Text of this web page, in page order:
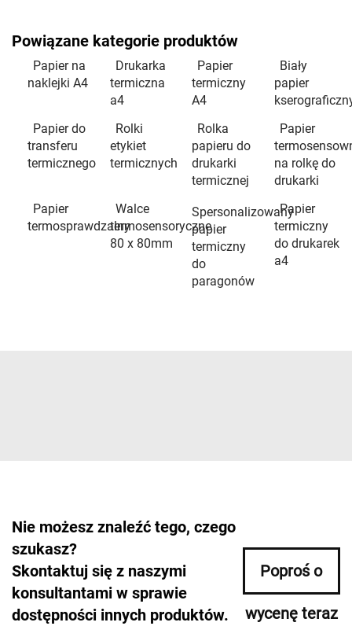
Powiązane kategorie produktów
Papier na
naklejki A4
Drukarka
termiczna
a4
Papier
termiczny
A4
Biały
papier
Papier do
transferu
termicznego
Rolki
etykiet
termicznych
Rolka
papieru do
drukarki
termicznej
Papier
na rolkę do
drukarki
Papier
termosprawdzalny
Walce
termosensoryczne
80 x 80mm
Spersonalizowany
papier
termiczny
do
paragonów
Papier
termiczny
do drukarek
a4
Nie możesz znaleźć tego, czego
szukasz?
Skontaktuj się z naszymi
konsultantami w sprawie
dostępności innych produktów.
Poproś o
wycenę teraz